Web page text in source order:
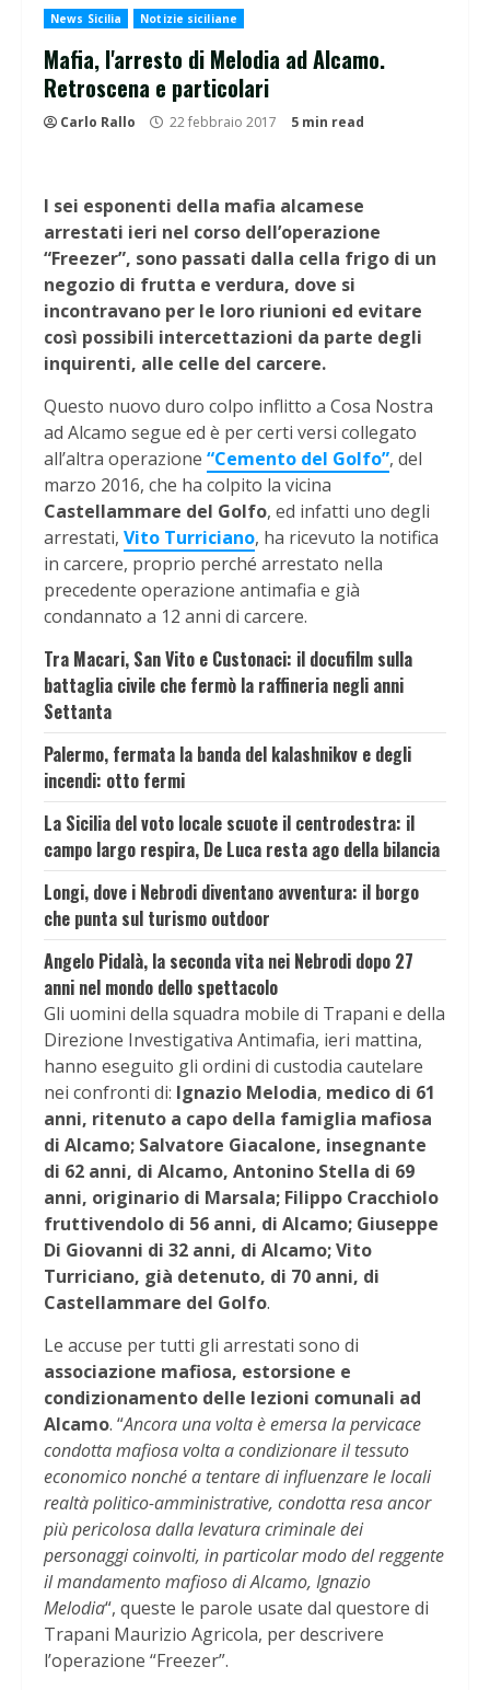
News Sicilia Notizie siciliane
Mafia, l'arresto di Melodia ad Alcamo.
Retroscena e particolari
Carlo Rallo 22 febbraio 2017 5 min read
I sei esponenti della mafia alcamese
arrestati ieri nel corso dell’operazione
“Freezer”, sono passati dalla cella frigo di un
negozio di frutta e verdura, dove si
incontravano per le loro riunioni ed evitare
così possibili intercettazioni da parte degli
inquirenti, alle celle del carcere.
Questo nuovo duro colpo inflitto a Cosa Nostra
ad Alcamo segue ed è per certi versi collegato
all’altra operazione “Cemento del Golfo”, del
marzo 2016, che ha colpito la vicina
Castellammare del Golfo, ed infatti uno degli
arrestati, Vito Turriciano, ha ricevuto la notifica
in carcere, proprio perché arrestato nella
precedente operazione antimafia e già
condannato a 12 anni di carcere.
Tra Macari, San Vito e Custonaci: il docufilm sulla
battaglia civile che fermò la raffineria negli anni
Settanta
Palermo, fermata la banda del kalashnikov e degli
incendi: otto fermi
La Sicilia del voto locale scuote il centrodestra: il
campo largo respira, De Luca resta ago della bilancia
Longi, dove i Nebrodi diventano avventura: il borgo
che punta sul turismo outdoor
Angelo Pidalà, la seconda vita nei Nebrodi dopo 27
anni nel mondo dello spettacolo
Gli uomini della squadra mobile di Trapani e della
Direzione Investigativa Antimafia, ieri mattina,
hanno eseguito gli ordini di custodia cautelare
nei confronti di: Ignazio Melodia, medico di 61
anni, ritenuto a capo della famiglia mafiosa
di Alcamo; Salvatore Giacalone, insegnante
di 62 anni, di Alcamo, Antonino Stella di 69
anni, originario di Marsala; Filippo Cracchiolo
fruttivendolo di 56 anni, di Alcamo; Giuseppe
Di Giovanni di 32 anni, di Alcamo;Vito
Turriciano, già detenuto, di 70 anni, di
Castellammare del Golfo.
Le accuse per tutti gli arrestati sono di
associazione mafiosa, estorsione e
condizionamento delle lezioni comunali ad
Alcamo. “Ancora una volta è emersa la pervicace
condotta mafiosa volta a condizionare il tessuto
economico nonché a tentare di influenzare le locali
realtà politico-amministrative, condotta resa ancor
più pericolosa dalla levatura criminale dei
personaggi coinvolti, in particolar modo del reggente
il mandamento mafioso di Alcamo, Ignazio
Melodia“, queste le parole usate dal questore di
Trapani Maurizio Agricola, per descrivere
l’operazione “Freezer”.